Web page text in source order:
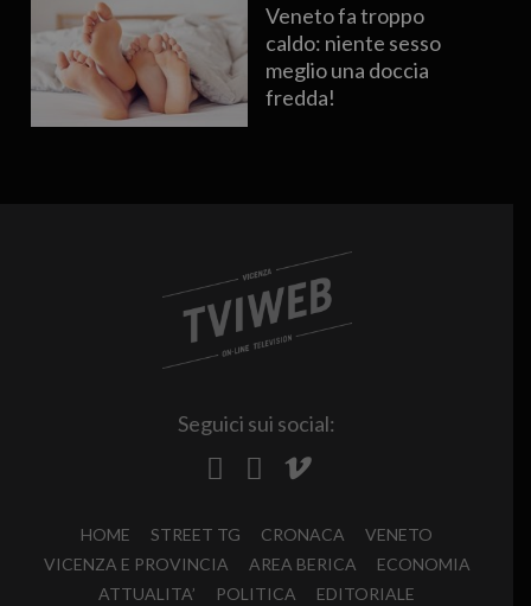
Veneto fa troppo
caldo: niente sesso
meglio una doccia
fredda!
Seguici sui social:
HOME STREET TG CRONACA
VENETO
VICENZA E PROVINCIA
AREA BERICA
ECONOMIA
ATTUALITA’
POLITICA
EDITORIALE